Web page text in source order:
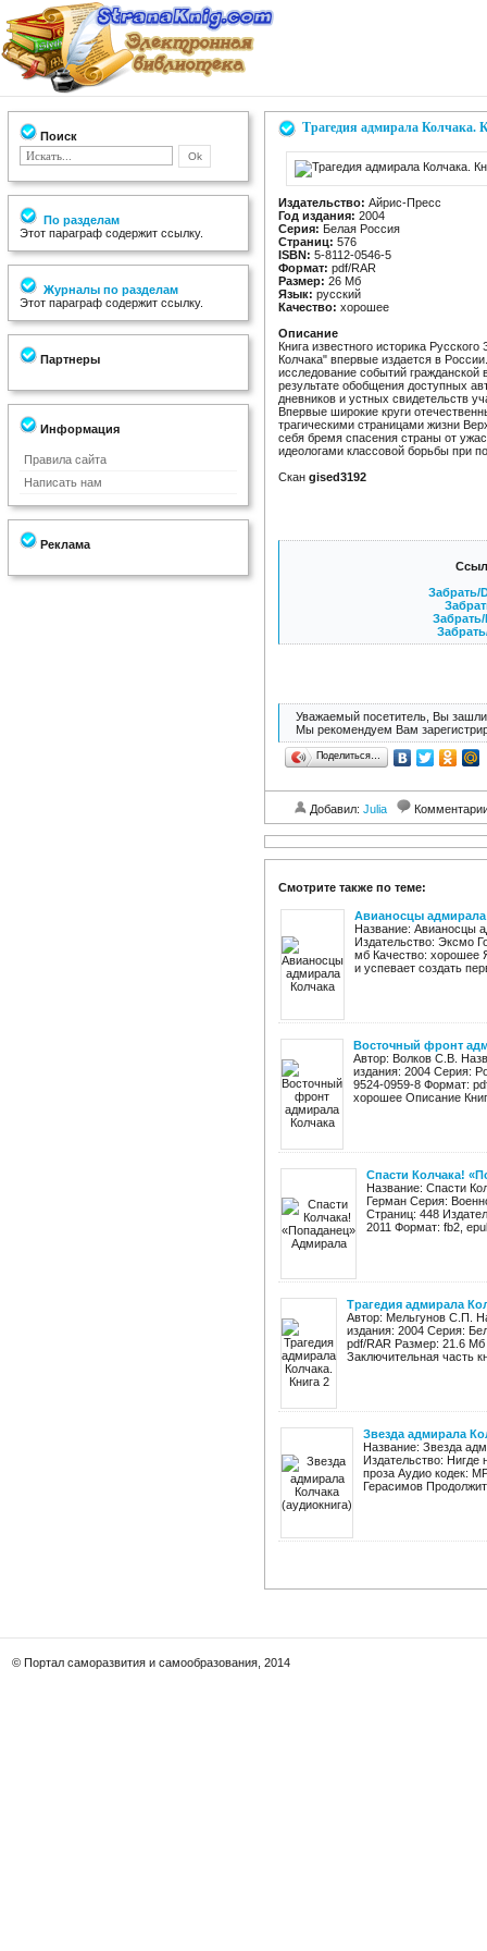
Поиск
По разделам
Этот параграф содержит ссылку.
Журналы по разделам
Этот параграф содержит ссылку.
Партнеры
Информация
Правила сайта
Написать нам
Реклама
Трагедия адмирала Колчака.
Издательство: Айрис-Пресс
Год издания: 2004
Серия: Белая Россия
Страниц: 576
ISBN: 5-8112-0546-5
Формат: pdf/RAR
Размер: 26 Мб
Язык: русский
Качество: хорошее
Описание
Книга известного историка
Колчака" впервые издается в
исследование событий
результате обобщения доступных
дневников и устных свидетельств
Впервые широкие круги
трагическими страницами жизни
себя бремя спасения страны от
идеологами классовой борьбы при
Скан gised3192
Забрать/
Уважаемый посетитель, Вы зашли
Мы рекомендуем Вам
Поделиться…
Добавил: Julia
Смотрите также по теме:
Авианосцы адмирала
Название: Авианосцы
Издательство: Эксмо
мб Качество: хорошее
и успевает создать
Восточный фронт
Автор: Волков С.В.
издания: 2004 Серия:
9524-0959-8 Формат:
хорошее Описание
Спасти Колчака!
Название: Спасти
Герман Серия:
Страниц: 448
2011 Формат: fb2,
Трагедия адмирала
Автор: Мельгунов С.П.
издания: 2004 Серия:
pdf/RAR Размер: 21.6
Заключительная часть
Звезда адмирала
Название: Звезда
Издательство: Нигде
проза Аудио кодек:
Герасимов
© Портал саморазвития и самообразования, 2014